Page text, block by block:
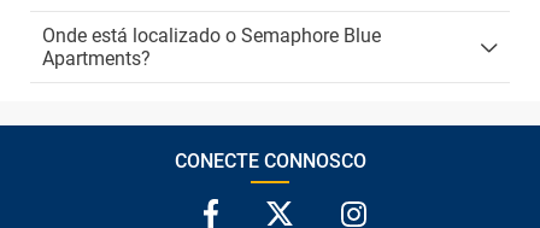
Onde está localizado o Semaphore Blue
Apartments?
CONECTE CONNOSCO